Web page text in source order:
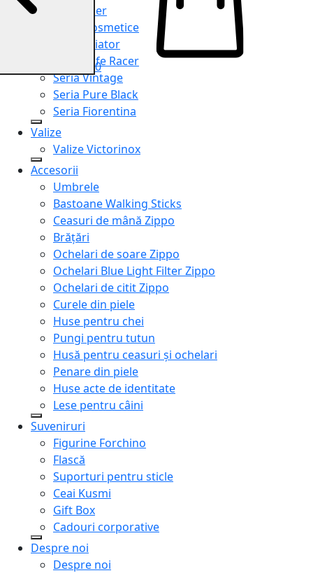
Organiser
Truse cosmetice
Seria Aviator
Seria Cafe Racer
Seria Vintage
Seria Pure Black
Seria Fiorentina
Valize
Valize Victorinox
Accesorii
Umbrele
Bastoane Walking Sticks
Ceasuri de mână Zippo
Brățări
Ochelari de soare Zippo
Ochelari Blue Light Filter Zippo
Ochelari de citit Zippo
Curele din piele
Huse pentru chei
Pungi pentru tutun
Husă pentru ceasuri și ochelari
Penare din piele
Huse acte de identitate
Lese pentru câini
Suveniruri
Figurine Forchino
Flască
Suporturi pentru sticle
Ceai Kusmi
Gift Box
Cadouri corporative
Despre noi
Despre noi
0